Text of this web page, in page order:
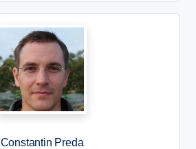
Constantin Preda